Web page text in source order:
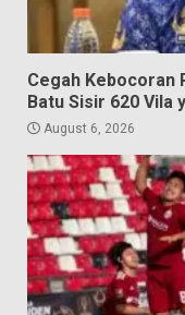
Cegah Kebocoran
Batu Sisir 620 Vila
August 6, 2026